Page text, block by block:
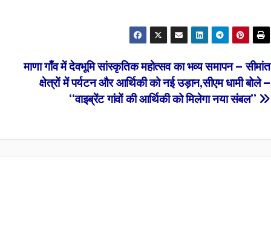
माणा गाँव में देवभूमि सांस्कृतिक महोत्सव का भव्य समापन — सीमांत
क्षेत्रों में पर्यटन और आर्थिकी को नई उड़ान,सीएम धामी बोले —
“वाइब्रेंट गांवों की आर्थिकी को मिलेगा नया संबल”